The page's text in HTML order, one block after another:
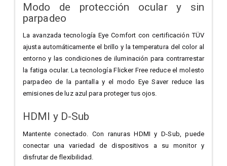
Modo de protección ocular y sin
parpadeo
La avanzada tecnología Eye Comfort con certificación TÜV
ajusta automáticamente el brillo y la temperatura del color al
entorno y las condiciones de iluminación para contrarrestar
la fatiga ocular. La tecnología Flicker Free reduce el molesto
parpadeo de la pantalla y el modo Eye Saver reduce las
emisiones de luz azul para proteger tus ojos.
HDMI y D-Sub
Mantente conectado. Con ranuras HDMI y D-Sub, puede
conectar una variedad de dispositivos a su monitor y
disfrutar de flexibilidad.